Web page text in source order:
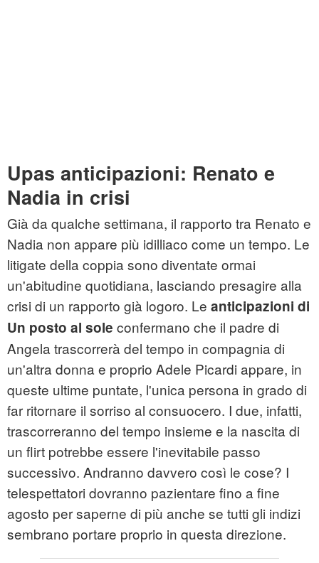
Upas anticipazioni: Renato e
Nadia in crisi
Già da qualche settimana, il rapporto tra Renato e
Nadia non appare più idilliaco come un tempo. Le
litigate della coppia sono diventate ormai
un'abitudine quotidiana, lasciando presagire alla
crisi di un rapporto già logoro. Le anticipazioni di
Un posto al sole confermano che il padre di
Angela trascorrerà del tempo in compagnia di
un'altra donna e proprio Adele Picardi appare, in
queste ultime puntate, l'unica persona in grado di
far ritornare il sorriso al consuocero. I due, infatti,
trascorreranno del tempo insieme e la nascita di
un flirt potrebbe essere l'inevitabile passo
successivo. Andranno davvero così le cose? I
telespettatori dovranno pazientare fino a fine
agosto per saperne di più anche se tutti gli indizi
sembrano portare proprio in questa direzione.